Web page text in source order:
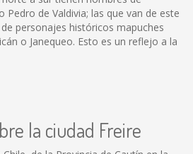
Pedro de Valdivia; las que van de este
personajes históricos mapuches
o Janequeo. Esto es un reflejo a la
la ciudad Freire